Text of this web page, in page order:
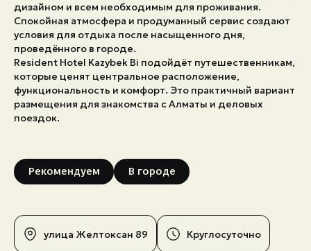
дизайном и всем необходимым для проживания.
Спокойная атмосфера и продуманный сервис создают
условия для отдыха после насыщенного дня,
проведённого в городе.
Resident Hotel Kazybek Bi подойдёт путешественникам,
которые ценят центральное расположение,
функциональность и комфорт. Это практичный вариант
размещения для знакомства с Алматы и деловых
поездок.
Рекомендуем В городе
улица Желтоксан 89 Круглосуточно